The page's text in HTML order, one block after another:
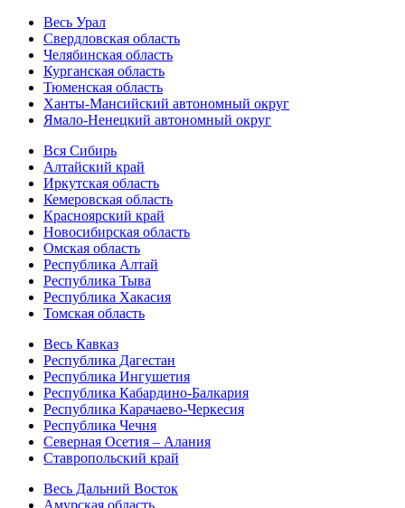
Весь Урал
Свердловская область
Челябинская область
Курганская область
Тюменская область
Ханты-Мансийский автономный округ
Ямало-Ненецкий автономный округ
Вся Сибирь
Алтайский край
Иркутская область
Кемеровская область
Красноярский край
Новосибирская область
Омская область
Республика Алтай
Республика Тыва
Республика Хакасия
Томская область
Весь Кавказ
Республика Дагестан
Республика Ингушетия
Республика Кабардино-Балкария
Республика Карачаево-Черкесия
Республика Чечня
Северная Осетия – Алания
Ставропольский край
Весь Дальний Восток
Амурская область